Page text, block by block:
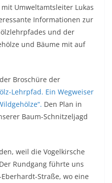
Umweltamtsleiter Lukas
Informationen zur
und der
und Bäume mit auf
Broschüre der
Lehrpfad. Ein Wegweiser
Den Plan in
Baum-Schnitzeljagd
weil die Vogelkirsche
Rundgang führte uns
Straße, wo eine